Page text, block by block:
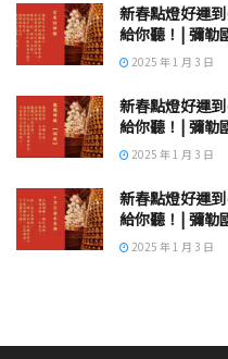
新春點燈好運
給你聽！| 彌勒
2025 年 1 月 3 日
新春點燈好運
給你聽！| 彌勒
2025 年 1 月 3 日
新春點燈好運
給你聽！| 彌勒
2025 年 1 月 3 日